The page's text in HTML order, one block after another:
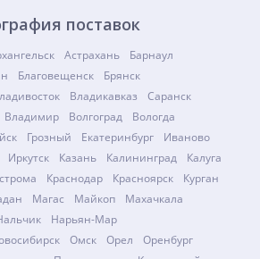
поставок
Астрахань
Барнаул
Благовещенск
Брянск
Владикавказ
Саранск
Владимир Волгоград
Вологда
Грозный Екатеринбург
Иваново
Иркутск Казань Калининград
Калуга
Краснодар Красноярск
Курган
Магас Майкоп
Махачкала
Нарьян-Мар
Омск Орел
Оренбург